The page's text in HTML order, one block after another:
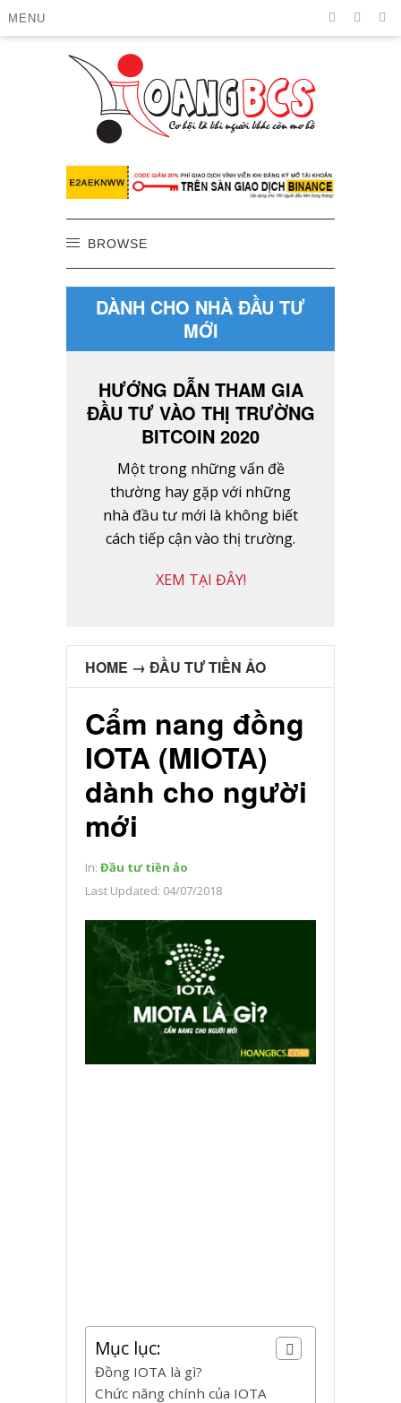
MENU
BROWSE
DÀNH CHO NHÀ ĐẦU TƯ
MỚI
HƯỚNG DẪN THAM GIA
ĐẦU TƯ VÀO THỊ TRƯỜNG
BITCOIN 2020
Một trong những vấn đề
thường hay gặp với những
nhà đầu tư mới là không biết
cách tiếp cận vào thị trường.
XEM TẠI ĐÂY!
HOME → ĐẦU TƯ TIỀN ẢO
Cẩm nang đồng
IOTA (MIOTA)
dành cho người
mới
In: Đầu tư tiền ảo
Last Updated: 04/07/2018
Mục lục:
Đồng IOTA là gì?
Chức năng chính của IOTA